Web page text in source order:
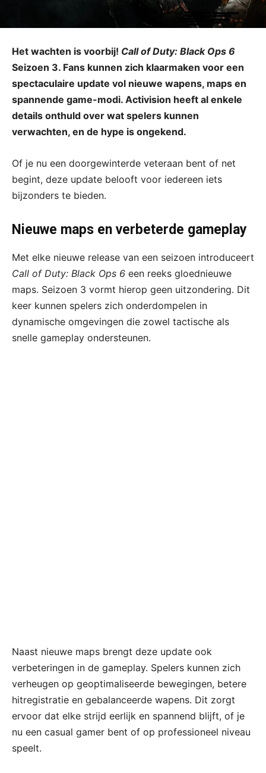
Het wachten is voorbij! Call of Duty: Black Ops 6
Seizoen 3. Fans kunnen zich klaarmaken voor een
spectaculaire update vol nieuwe wapens, maps en
spannende game-modi. Activision heeft al enkele
details onthuld over wat spelers kunnen
verwachten, en de hype is ongekend.
Of je nu een doorgewinterde veteraan bent of net
begint, deze update belooft voor iedereen iets
bijzonders te bieden.
Nieuwe maps en verbeterde gameplay
Met elke nieuwe release van een seizoen introduceert
Call of Duty: Black Ops 6 een reeks gloednieuwe
maps. Seizoen 3 vormt hierop geen uitzondering. Dit
keer kunnen spelers zich onderdompelen in
dynamische omgevingen die zowel tactische als
snelle gameplay ondersteunen.
Naast nieuwe maps brengt deze update ook
verbeteringen in de gameplay. Spelers kunnen zich
verheugen op geoptimaliseerde bewegingen, betere
hitregistratie en gebalanceerde wapens. Dit zorgt
ervoor dat elke strijd eerlijk en spannend blijft, of je
nu een casual gamer bent of op professioneel niveau
speelt.